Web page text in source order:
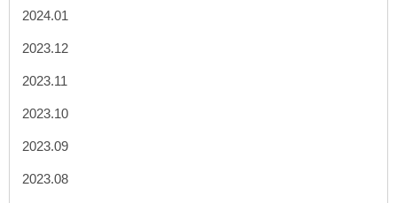
2024.01
2023.12
2023.11
2023.10
2023.09
2023.08